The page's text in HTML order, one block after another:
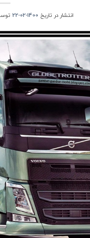
انتشار در تاریخ 1400-02-22